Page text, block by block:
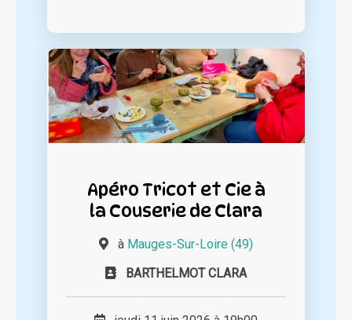
Apéro Tricot et Cie à
la Couserie de Clara
à Mauges-Sur-Loire (49)
BARTHELMOT CLARA